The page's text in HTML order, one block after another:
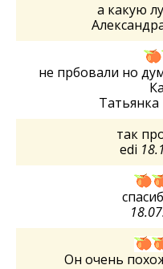
а какую
не прбовали но
Татьянка
так
edi
Он очень